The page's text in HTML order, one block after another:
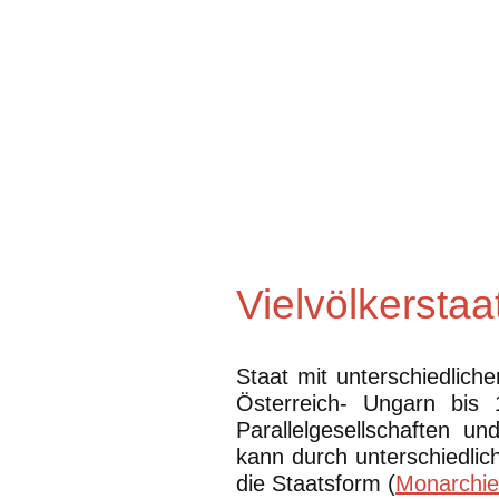
Staat mit
Österreich- Ungarn bis
Parallelgesellschaften
kann durch
die Staatsform (Monarchie